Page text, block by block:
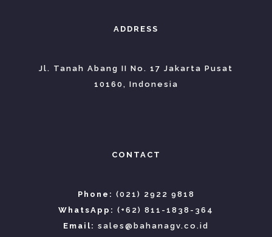
ADDRESS
Jl. Tanah Abang II No. 17 Jakarta Pusat
10160, Indonesia
CONTACT
Phone: (021) 2922 9818
WhatsApp: (+62) 811-1838-364
Email: sales@bahanagv.co.id